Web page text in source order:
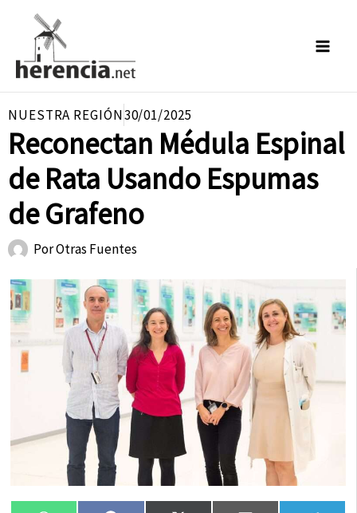
contenido
NUESTRA REGIÓN30/01/2025
Reconectan Médula Espinal
de Rata Usando Espumas
de Grafeno
PorOtras Fuentes